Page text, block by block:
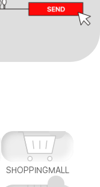
SHOPPINGMALL